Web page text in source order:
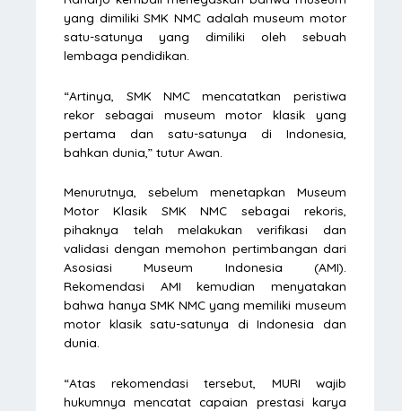
yang dimiliki SMK NMC adalah museum motor
satu-satunya yang dimiliki oleh sebuah
lembaga pendidikan.
“Artinya, SMK NMC mencatatkan peristiwa
rekor sebagai museum motor klasik yang
pertama dan satu-satunya di Indonesia,
bahkan dunia,” tutur Awan.
Menurutnya, sebelum menetapkan Museum
Motor Klasik SMK NMC sebagai rekoris,
pihaknya telah melakukan verifikasi dan
validasi dengan memohon pertimbangan dari
Asosiasi Museum Indonesia (AMI).
Rekomendasi AMI kemudian menyatakan
bahwa hanya SMK NMC yang memiliki museum
motor klasik satu-satunya di Indonesia dan
dunia.
“Atas rekomendasi tersebut, MURI wajib
hukumnya mencatat capaian prestasi karya